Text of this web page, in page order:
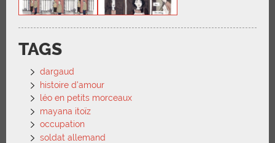
TAGS
dargaud
histoire d'amour
léo en petits morceaux
mayana itoïz
occupation
soldat allemand